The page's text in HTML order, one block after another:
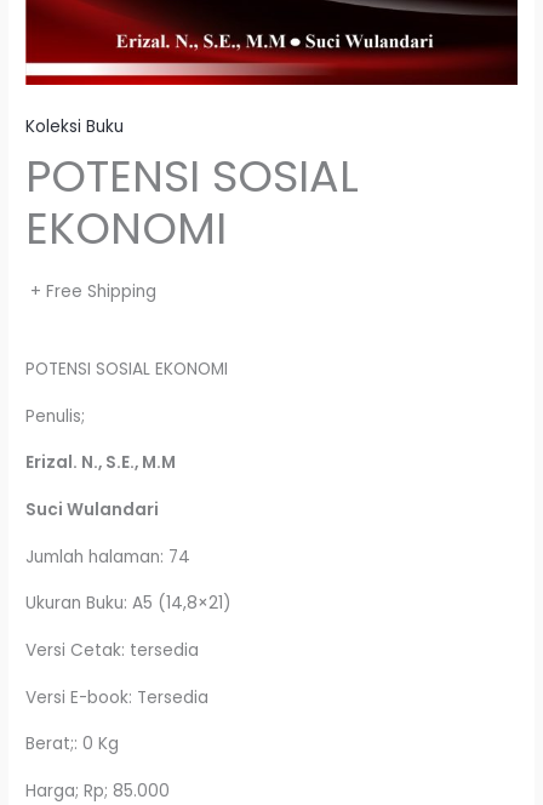
Koleksi Buku
POTENSI SOSIAL
EKONOMI
+ Free Shipping
POTENSI SOSIAL EKONOMI
Penulis;
Erizal. N., S.E., M.M
Suci Wulandari
Jumlah halaman: 74
Ukuran Buku: A5 (14,8×21)
Versi Cetak: tersedia
Versi E-book: Tersedia
Berat;: 0 Kg
Harga; Rp; 85.000